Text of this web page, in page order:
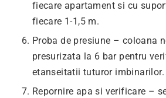
fiecare apartament si cu
fiecare 1-1,5 m.
Proba de presiune – coloana
presurizata la 6 bar pentru
etanseitatii tuturor imbinarilor.
Repornire apa si verificare –